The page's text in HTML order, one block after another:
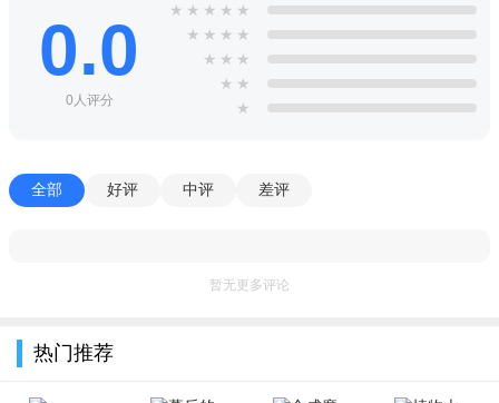
0.0
0人评分
★ ★ ★ ★ ★
★ ★ ★ ★
★ ★ ★
★ ★
★
全部 好评 中评 差评
暂无更多评论
热门推荐